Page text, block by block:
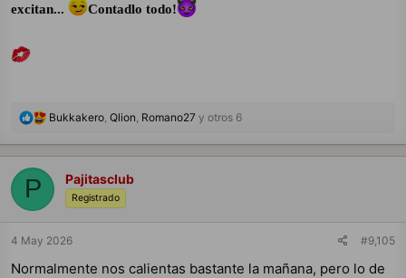
excitan...
Contadlo todo!
R
a
c
c
o
s
Bukkakero Qlion Romano27 y otros 6
P Pajitasclub
Registrado
4 May 2026 #9,105
Normalmente nos calientas bastante la mañana, pero lo de